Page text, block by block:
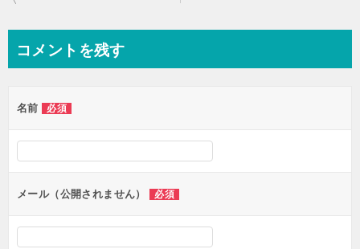
ビ
ー
シ
ン
コメントを残す
名前 必須
メール（公開されません） 必須